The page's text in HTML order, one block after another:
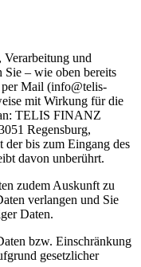
Verarbeitung und
– wie oben bereits
per Mail (info@telis-
mit Wirkung für die
TELIS FINANZ
Regensburg,
bis zum Eingang des
davon unberührt.
zudem Auskunft zu
verlangen und Sie
Daten.
bzw. Einschränkung
gesetzlicher